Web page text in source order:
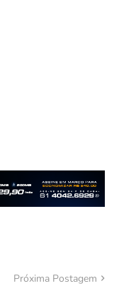
Próxima Postagem